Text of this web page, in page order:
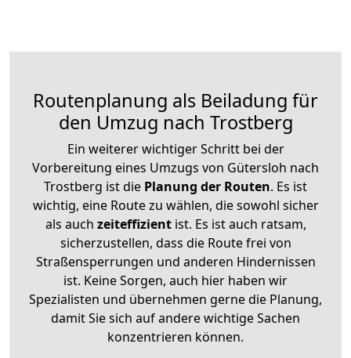
Routenplanung als Beiladung für
den Umzug nach Trostberg
Ein weiterer wichtiger Schritt bei der
Vorbereitung eines Umzugs von Gütersloh nach
Trostberg ist die Planung der Routen. Es ist
wichtig, eine Route zu wählen, die sowohl sicher
als auch zeiteffizientist. Es ist auch ratsam,
sicherzustellen, dass die Route frei von
Straßensperrungen und anderen Hindernissen
ist. Keine Sorgen, auch hier haben wir
Spezialisten und übernehmen gerne die Planung,
damit Sie sich auf andere wichtige Sachen
konzentrieren können.